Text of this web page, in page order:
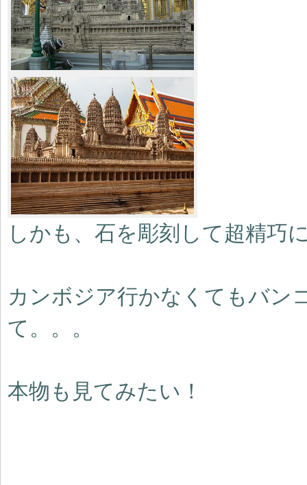
しかも、石を彫刻して超精巧
カンボジア行かなくてもバン
て。。。
本物も見てみたい！